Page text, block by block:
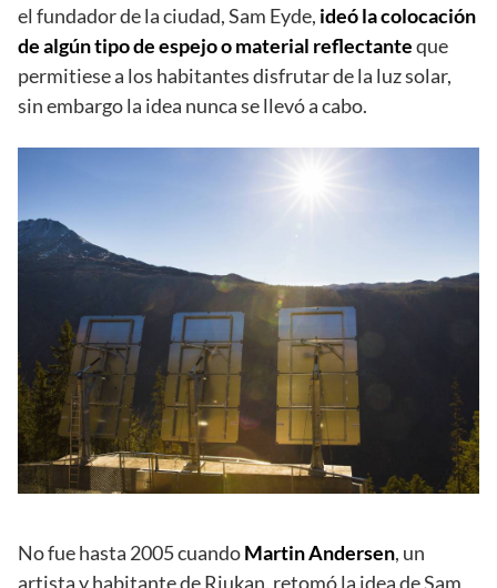
el fundador de la ciudad, Sam Eyde, ideó la colocación
de algún tipo de espejo o material reflectanteque
permitiese a los habitantes disfrutar de la luz solar,
sin embargo la idea nunca se llevó a cabo.
No fue hasta 2005 cuandoMartin Andersen, un
artista y habitante de Rjukan, retomó la idea de Sam